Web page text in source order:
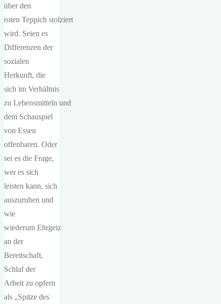
über den
roten Teppich stolziert
wird. Seien es
Differenzen der
sozialen
Herkunft, die
sich im Verhältnis
zu Lebensmitteln und
dem Schauspiel
von Essen
offenbaren. Oder
sei es die Frage,
wer es sich
leisten kann, sich
auszuruhen und
wie
wiederum Ehrgeiz
an der
Bereitschaft,
Schlaf der
Arbeit zu opfern
als „Spitze des